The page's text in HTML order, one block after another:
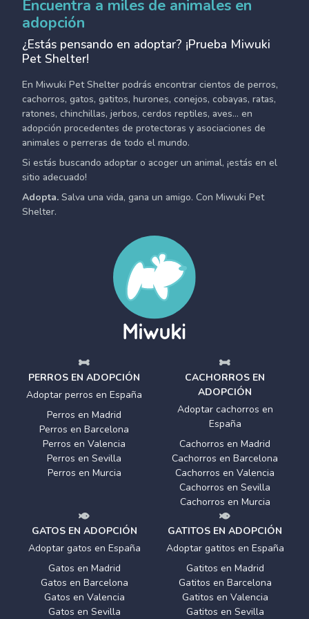
Encuentra a miles de animales en
adopción
¿Estás pensando en adoptar? ¡Prueba Miwuki
Pet Shelter!
En Miwuki Pet Shelter podrás encontrar cientos de perros,
cachorros, gatos, gatitos, hurones, conejos, cobayas, ratas,
ratones, chinchillas, jerbos, cerdos reptiles, aves... en
adopción procedentes de protectoras y asociaciones de
animales o perreras de todo el mundo.
Si estás buscando adoptar o acoger un animal, ¡estás en el
sitio adecuado!
Adopta. Salva una vida, gana un amigo. Con Miwuki Pet
Shelter.
PERROS EN ADOPCIÓN
Adoptar perros en España
Perros en Madrid
Perros en Barcelona
Perros en Valencia
Perros en Sevilla
Perros en Murcia
CACHORROS EN
ADOPCIÓN
Adoptar cachorros en
España
Cachorros en Madrid
Cachorros en Barcelona
Cachorros en Valencia
Cachorros en Sevilla
Cachorros en Murcia
GATOS EN ADOPCIÓN
Adoptar gatos en España
Gatos en Madrid
Gatos en Barcelona
Gatos en Valencia
Gatos en Sevilla
GATITOS EN ADOPCIÓN
Adoptar gatitos en España
Gatitos en Madrid
Gatitos en Barcelona
Gatitos en Valencia
Gatitos en Sevilla